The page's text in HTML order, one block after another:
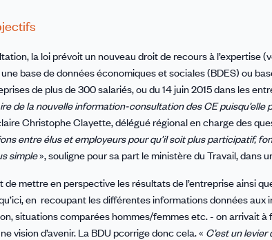
la loi prévoit un nouveau droit de recours à l’expertise
base de données économiques et sociales (BDES) ou
de plus de 300 salariés, ou du 14 juin 2015 dans les
de la nouvelle information-consultation des CE
Christophe Clayette, délégué régional en charge des
entre élus et employeurs pour qu’il soit plus participatif,
simple», souligne pour sa part le ministère du Travail, dans
mettre en perspective les résultats de l’entreprise ainsi
en recoupant les différentes informations données
situations comparées hommes/femmes etc. - on arrivait à
vision d’avenir. La BDU pcorrige donc cela. « C’est un